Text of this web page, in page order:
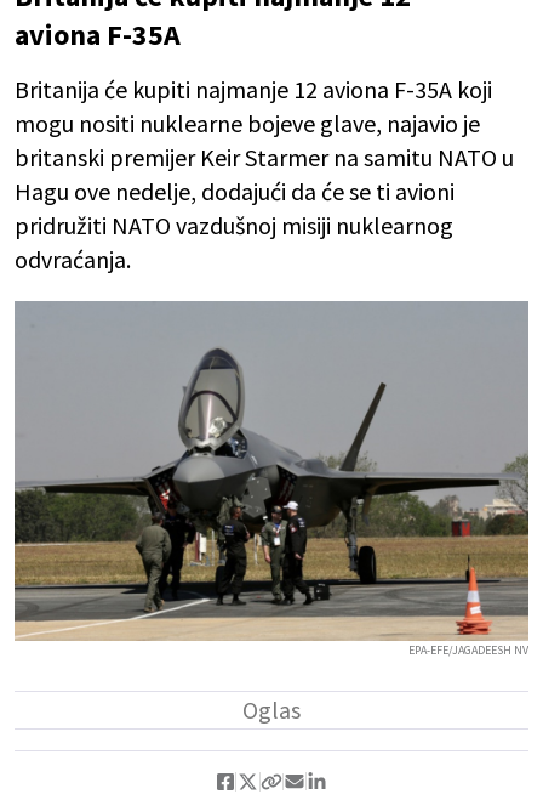
aviona F-35A
Britanija će kupiti najmanje 12 aviona F-35A koji
mogu nositi nuklearne bojeve glave, najavio je
britanski premijer Keir Starmer na samitu NATO u
Hagu ove nedelje, dodajući da će se ti avioni
pridružiti NATO vazdušnoj misiji nuklearnog
odvraćanja.
EPA-EFE/JAGADEESH NV